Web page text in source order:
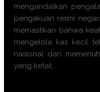
mengandalkan
pengakuan resmi
memastikan bahwa
mengelola kas kecil
nasional dan
yang ketat.